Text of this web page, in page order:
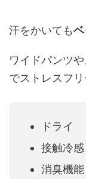
汗をかいても
ワイドパンツ
でストレスフリ
ドライ
接触冷感
消臭機能